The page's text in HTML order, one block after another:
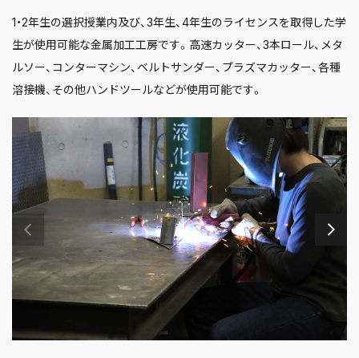
1・2年生の選択授業内及び、3年生、4年生のライセンスを取得した学
生が使用可能な金属加工工房です。高速カッター、3本ロール、メタ
ルソー、コンターマシン、ベルトサンダー、プラズマカッター、各種
溶接機、その他ハンドツールなどが使用可能です。